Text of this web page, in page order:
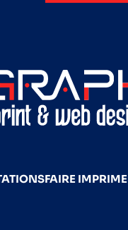
FAIRE